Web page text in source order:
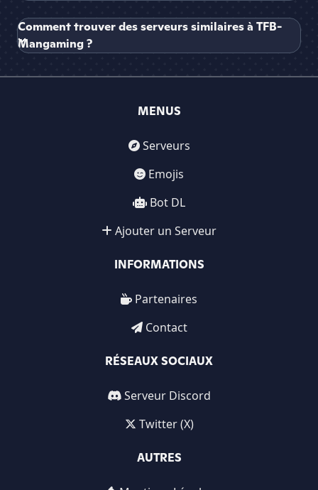
Comment trouver des serveurs similaires à TFB-
Mangaming ?
MENUS
Serveurs
Emojis
Bot DL
Ajouter un Serveur
INFORMATIONS
Partenaires
Contact
RÉSEAUX SOCIAUX
Serveur Discord
Twitter (X)
AUTRES